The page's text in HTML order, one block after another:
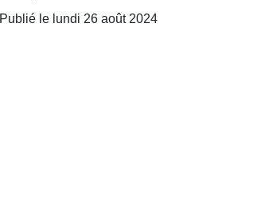
Publié le lundi 26 août 2024